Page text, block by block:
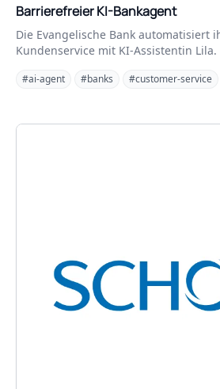
Barrierefreier KI-Bankagent
Die Evangelische Bank automatisiert
Kundenservice mit KI-Assistentin Lila.
#ai-agent #banks #customer-service